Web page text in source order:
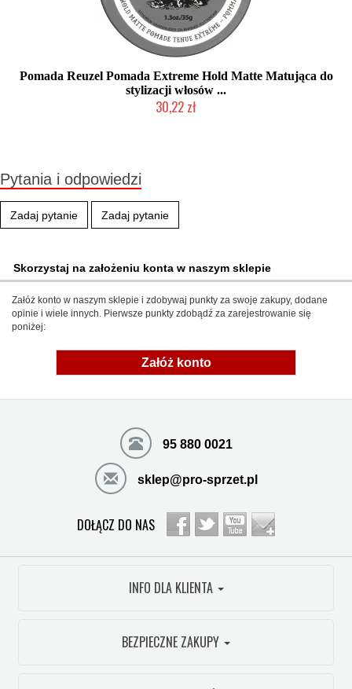
Pomada Reuzel Pomada Extreme Hold Matte Matująca do
stylizacji włosów ...
30,22 zł
Pytania i odpowiedzi
Zadaj pytanie Zadaj pytanie
Skorzystaj na założeniu konta w naszym sklepie
Załóż konto w naszym sklepie i zdobywaj punkty za swoje zakupy, dodane
opinie i wiele innych. Pierwsze punkty zdobądź za zarejestrowanie się
poniżej:
Załóż konto
95 880 0021
sklep@pro-sprzet.pl
DOŁĄCZ DO NAS
INFO DLA KLIENTA
BEZPIECZNE ZAKUPY